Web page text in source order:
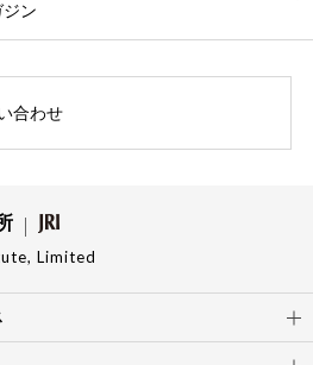
ジン
合わせ
Limited